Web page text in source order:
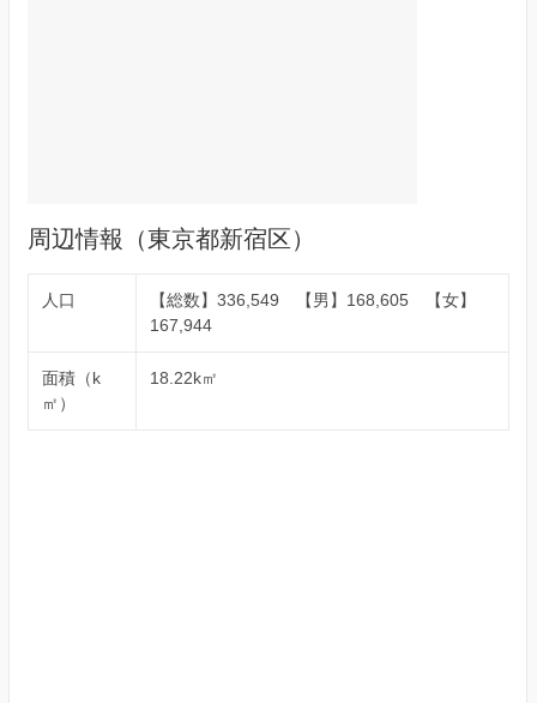
周辺情報（東京都新宿区）
人口
【総数】336,549 【男】168,605 【女】
167,944
面積（k
㎡）
18.22k㎡